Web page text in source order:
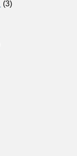
(3)